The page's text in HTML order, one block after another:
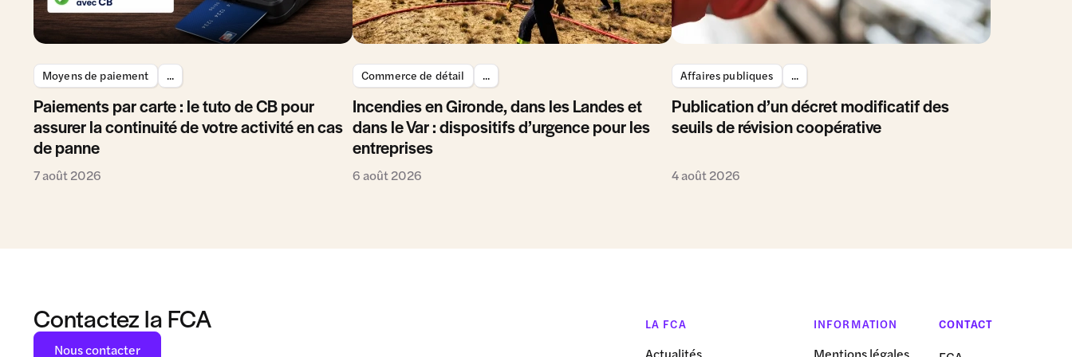
Moyens de paiement ...
Paiements par carte : le tuto de CB pour
assurer la continuité de votre activité en cas
de panne
7 août 2026
Commerce de détail ...
Incendies en Gironde, dans les Landes et
dans le Var : dispositifs d’urgence pour les
entreprises
6 août 2026
Affaires publiques ...
Publication d’un décret modificatif des
seuils de révision coopérative
4 août 2026
Contactez la FCA
Nous contacter
LA FCA INFORMATION CONTACT